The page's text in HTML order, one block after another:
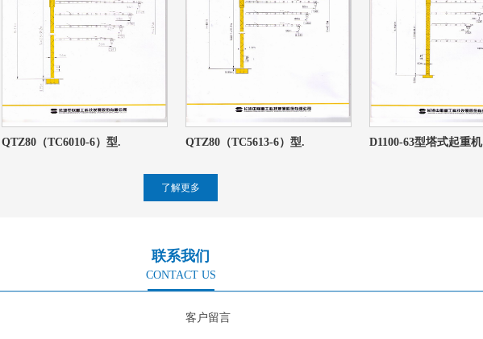
QTZ80（TC6010-6）型. QTZ80（TC5613-6）型. D1100-63型塔式起重机
了解更多
联系我们
CONTACT US
客户留言